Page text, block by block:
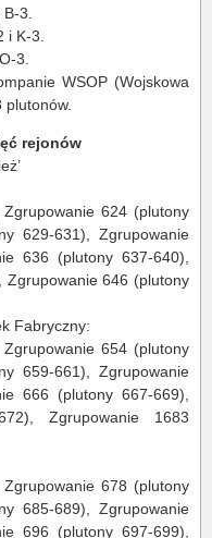
3.
i K-3.
3.
WSOP (Wojskowa
plutonów.
rejonów
624 (plutony
629-631), Zgrupowanie
636 (plutony 637-640),
646 (plutony
Fabryczny:
654 (plutony
659-661), Zgrupowanie
666 (plutony 667-669),
Zgrupowanie 1683
678 (plutony
685-689), Zgrupowanie
696 (plutony 697-699),